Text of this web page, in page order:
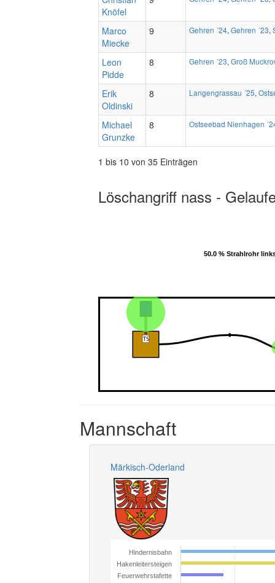
Knöfel
Marco
Miecke
9 Gehren ´24, Gehren ´23,
Leon
Pidde
8 Gehren ´23, Groß
Erik
Oldinski
8 Langengrassau ´25,
Michael
Grunzke
8 Ostseebad Nienhagen
1 bis 10 von 35 Einträgen
Löschangriff nass -
50.0 % Strahlrohr
50.0 % Strahlrohr
Mannschaft
Märkisch-Oderland
Hindernisbahn
Hakenleitersteigen
Feuerwehrstafette